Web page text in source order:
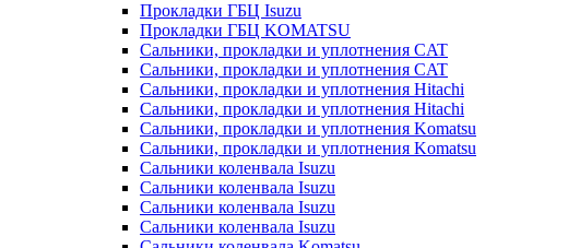
Прокладки ГБЦ Isuzu
Прокладки ГБЦ KOMATSU
Сальники, прокладки и уплотнения CAT
Сальники, прокладки и уплотнения CAT
Сальники, прокладки и уплотнения Hitachi
Сальники, прокладки и уплотнения Hitachi
Сальники, прокладки и уплотнения Komatsu
Сальники, прокладки и уплотнения Komatsu
Сальники коленвала Isuzu
Сальники коленвала Isuzu
Сальники коленвала Isuzu
Сальники коленвала Isuzu